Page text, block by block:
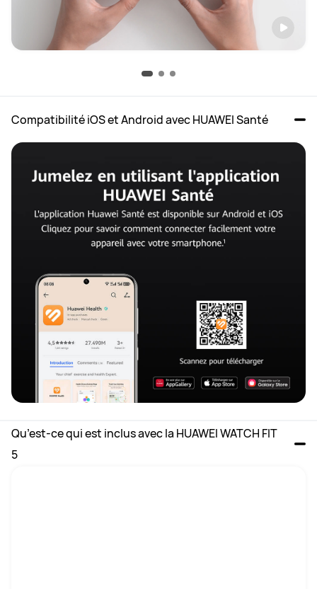
Compatibilité iOS et Android avec HUAWEI Santé
Qu’est-ce qui est inclus avec la HUAWEI WATCH FIT
5